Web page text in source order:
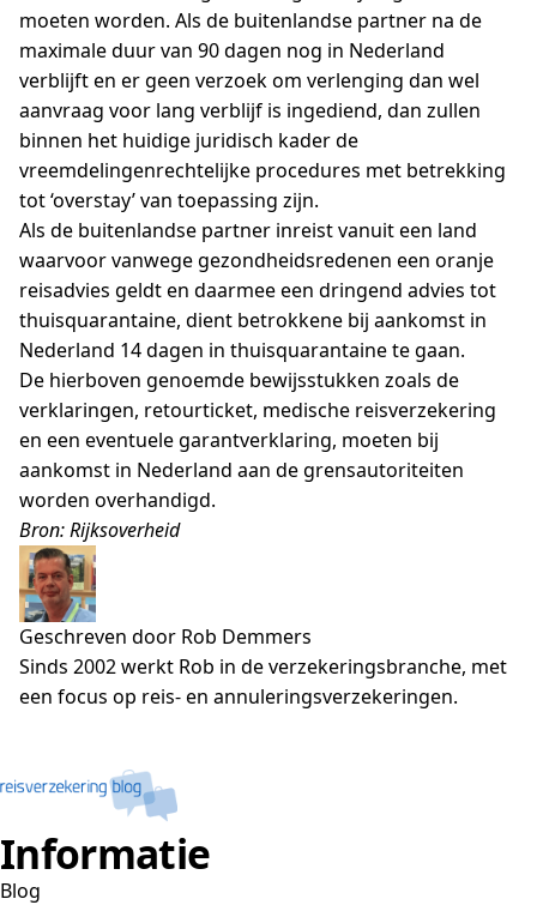
moeten worden. Als de buitenlandse partner na de
maximale duur van 90 dagen nog in Nederland
verblijft en er geen verzoek om verlenging dan wel
aanvraag voor lang verblijf is ingediend, dan zullen
binnen het huidige juridisch kader de
vreemdelingenrechtelijke procedures met betrekking
tot ‘overstay’ van toepassing zijn.
Als de buitenlandse partner inreist vanuit een land
waarvoor vanwege gezondheidsredenen een oranje
reisadvies geldt en daarmee een dringend advies tot
thuisquarantaine, dient betrokkene bij aankomst in
Nederland 14 dagen in thuisquarantaine te gaan.
De hierboven genoemde bewijsstukken zoals de
verklaringen, retourticket, medische reisverzekering
en een eventuele garantverklaring, moeten bij
aankomst in Nederland aan de grensautoriteiten
worden overhandigd.
Bron: Rijksoverheid
Geschreven door Rob Demmers
Sinds 2002 werkt Rob in de verzekeringsbranche, met
een focus op reis- en annuleringsverzekeringen.
Informatie
Blog